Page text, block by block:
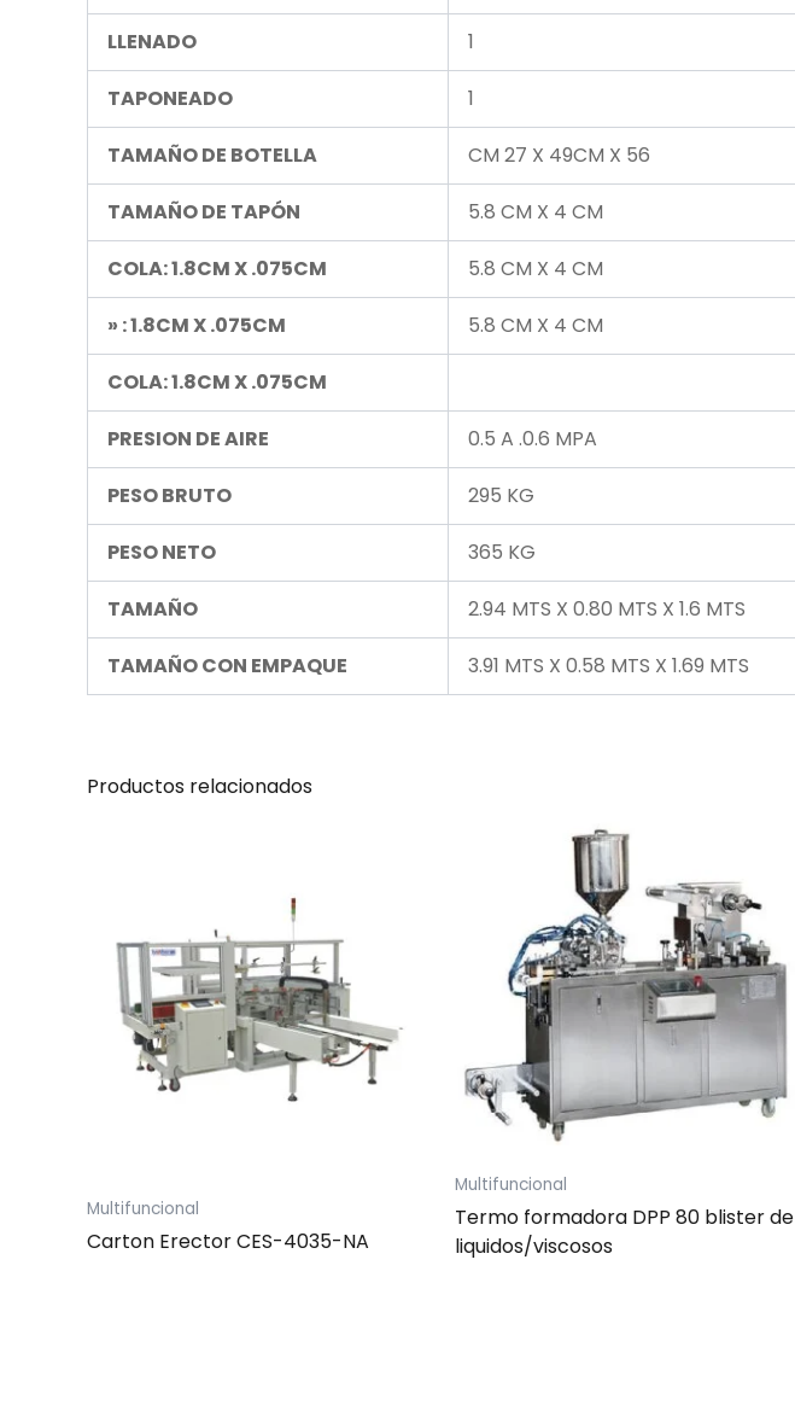
LLENADO 1
TAPONEADO 1
TAMAÑO DE BOTELLA CM 27 X 49CM X 56
TAMAÑO DE TAPÓN 5.8 CM X 4 CM
COLA: 1.8CM X .075CM 5.8 CM X 4 CM
» : 1.8CM X .075CM 5.8 CM X 4 CM
COLA: 1.8CM X .075CM
PRESION DE AIRE 0.5 A .0.6 MPA
PESO BRUTO 295 KG
PESO NETO 365 KG
TAMAÑO 2.94 MTS X 0.80 MTS X 1.6 MTS
TAMAÑO CON EMPAQUE 3.91 MTS X 0.58 MTS X 1.69 MTS
Productos relacionados
Multifuncional
Carton Erector CES-4035-NA
Multifuncional
Termo formadora DPP 80 blister de
liquidos/viscosos